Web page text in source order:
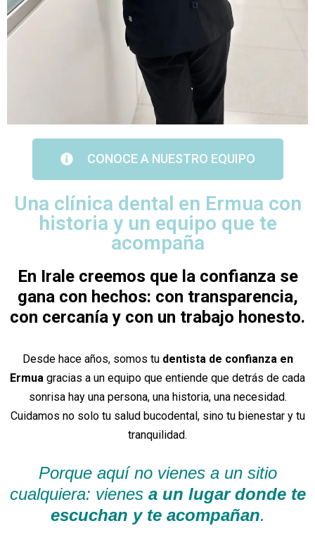
CONOCE A NUESTRO EQUIPO
Una clínica dental en Ermua con
historia y un equipo que te
acompaña
En Irale creemos que la confianza se
gana con hechos: con transparencia,
con cercanía y con un trabajo honesto.
Desde hace años, somos tu dentista de confianza en
Ermua gracias a un equipo que entiende que detrás de cada
sonrisa hay una persona, una historia, una necesidad.
Cuidamos no solo tu salud bucodental, sino tu bienestar y tu
tranquilidad.
Porque aquí no vienes a un sitio
cualquiera: vienes a un lugar donde te
escuchan y te acompañan.